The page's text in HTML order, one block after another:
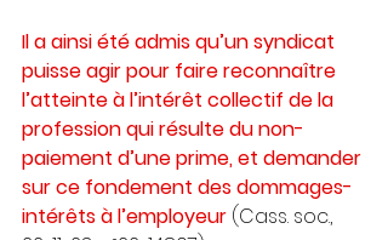
Il a ainsi été admis qu’un syndicat
puisse agir pour faire reconnaître
l’atteinte à l’intérêt collectif de la
profession qui résulte du non-
paiement d’une prime, et demander
sur ce fondement des dommages-
intérêts à l’employeur (Cass. soc.,